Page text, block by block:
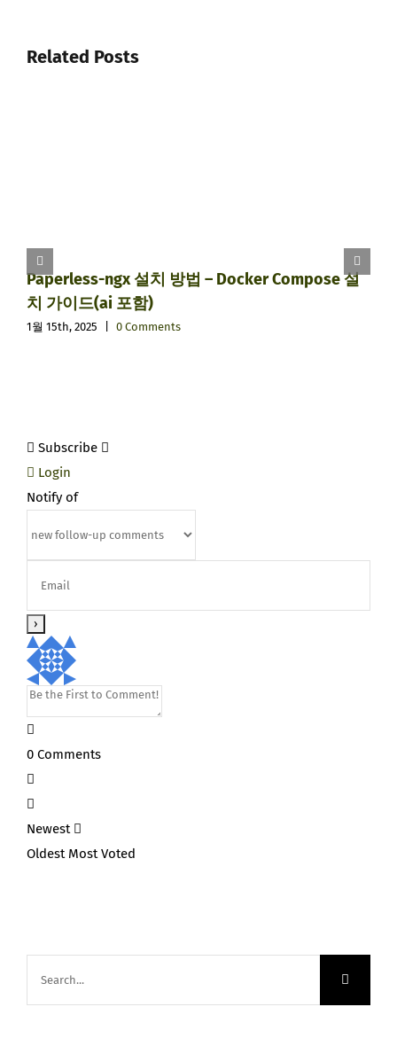
Related Posts
Paperless-ngx 설치 방법 – Docker Compose 설
치 가이드(ai 포함)
1월 15th, 2025 0 Comments
Subscribe
Login
Notify of
0 Comments
Newest
Oldest Most Voted